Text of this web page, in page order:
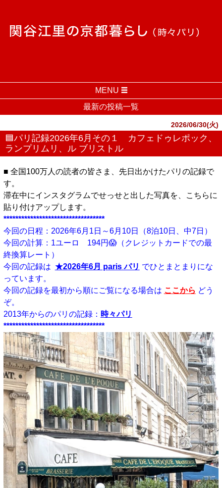
MENU
最新の投稿一覧
2026/06/30(火)
🟦パリ記録2026年6月その１ カフェドゥレポック、
ランプリムリ、ル ブリストル
■ 全国100万人の読者の皆さま、先日出かけたパリの記録で
す。
滞在中にインスタグラムでせっせと出した写真を、こちらに
貼り付けアップします。
**********************************
今回の日程：2026年6月1日～6月10日（8泊10日、中7日）
今回の計算：1ユーロ 194円😱（クレジットカードでの最
終換算レート）
今回の記録は ★2026年6月 paris パリ でひとまとまりにな
っています。
今回の記録を最初から順にご覧になる場合は ここから どう
ぞ。
2013年からのパリの記録： 時々パリ
**********************************